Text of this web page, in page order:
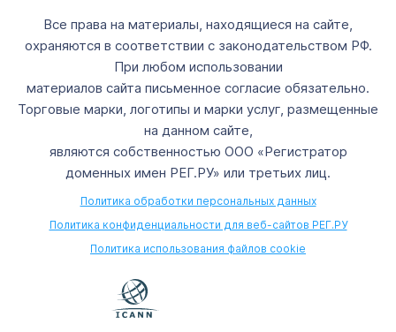
Все права на материалы, находящиеся на сайте,
охраняются в соответствии с законодательством РФ.
При любом использовании
материалов сайта письменное согласие обязательно.
Торговые марки, логотипы и марки услуг, размещенные
на данном сайте,
являются собственностью ООО «Регистратор
доменных имен РЕГ.РУ» или третьих лиц.
Политика обработки персональных данных
Политика конфиденциальности для веб-сайтов РЕГ.РУ
Политика использования файлов cookie